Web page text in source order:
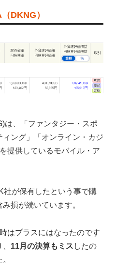
DKNG）
は、「ファンタジー・スポ
ング」「オンライン・カジ
提供しているモバイル・ア
社が保有したという事で購
損が続いています。
はプラスにはなったのです
11月の決算もミス したの